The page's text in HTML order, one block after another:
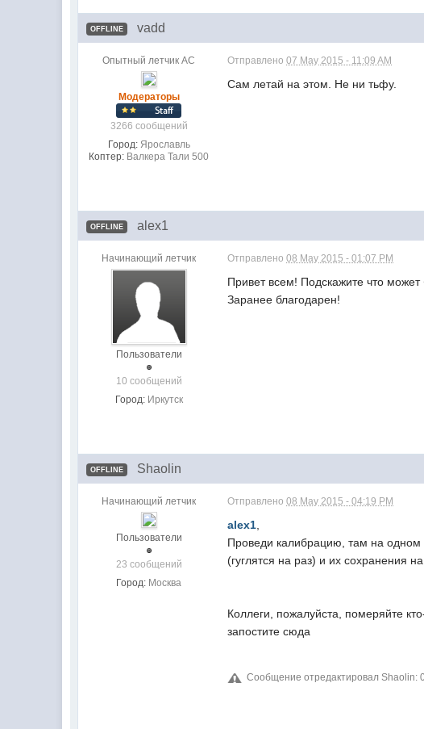
OFFLINE vadd
Опытный летчик АС
Модераторы
3266 сообщений
Город: Ярославль
Коптер: Валкера Тали 500
Отправлено07 May 2015 - 11:09 AM
Сам летай на этом. Не ни тьфу.
OFFLINE alex1
Начинающий летчик
Пользователи
10 сообщений
Город: Иркутск
Отправлено08 May 2015 - 01:07 PM
Привет всем! Подскажите что
Заранее благодарен!
OFFLINE Shaolin
Начинающий летчик
Пользователи
23 сообщений
Город: Москва
Отправлено08 May 2015 - 04:19 PM
alex1,
Проведи калибрацию, там на одном
(гуглятся на раз) и их сохранения
Коллеги, пожалуйста, померяйте
запостите сюда
Сообщение отредактировал Shaolin: